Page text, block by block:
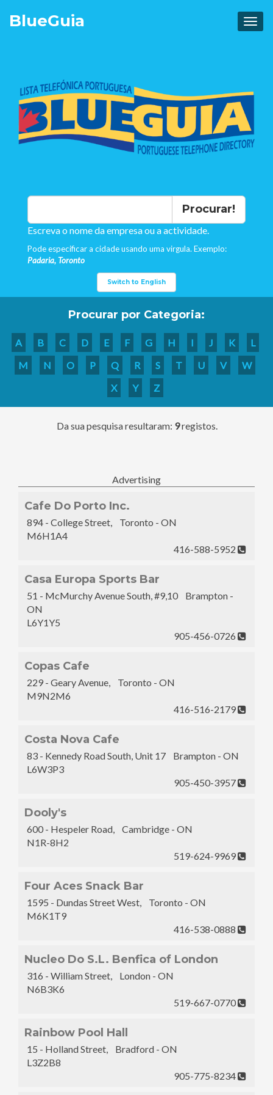
BlueGuia
Procurar!
Escreva o nome da empresa ou a actividade.
Pode especificar a cidade usando uma virgula. Exemplo:
Padaria, Toronto
Switch to English
Procurar por Categoria:
A B C D E F G H I J K
L
M
N O P Q R S T U V
W
X
Y Z
Da sua pesquisa resultaram: 9registos.
Advertising
Cafe Do Porto Inc.
894 - College Street, Toronto - ON
M6H1A4
416-588-5952
Casa Europa Sports Bar
51 - McMurchy Avenue South, #9,10 Brampton -
ON
L6Y1Y5
905-456-0726
Copas Cafe
229 - Geary Avenue, Toronto - ON
M9N2M6
416-516-2179
Costa Nova Cafe
83 - Kennedy Road South, Unit 17 Brampton - ON
L6W3P3
905-450-3957
Dooly's
600 - Hespeler Road, Cambridge - ON
N1R-8H2
519-624-9969
Four Aces Snack Bar
1595 - Dundas Street West, Toronto - ON
M6K1T9
416-538-0888
Nucleo Do S.L. Benfica of London
316 - William Street, London - ON
N6B3K6
519-667-0770
Rainbow Pool Hall
15 - Holland Street, Bradford - ON
L3Z2B8
905-775-8234